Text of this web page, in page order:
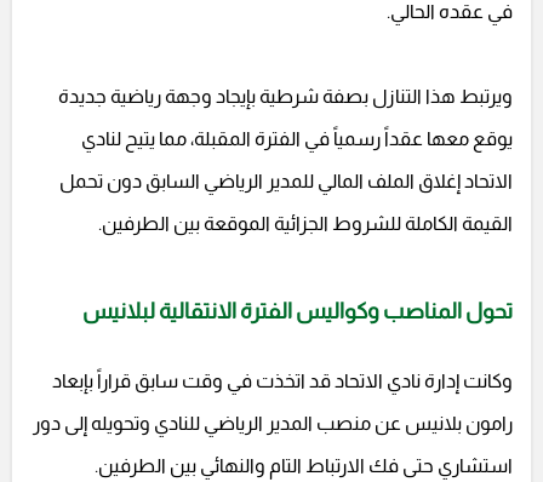
في عقده الحالي.
ويرتبط هذا التنازل بصفة شرطية بإيجاد وجهة رياضية جديدة
يوقع معها عقداً رسمياً في الفترة المقبلة، مما يتيح لنادي
الاتحاد إغلاق الملف المالي للمدير الرياضي السابق دون تحمل
القيمة الكاملة للشروط الجزائية الموقعة بين الطرفين.
تحول المناصب وكواليس الفترة الانتقالية لبلانيس
وكانت إدارة نادي الاتحاد قد اتخذت في وقت سابق قراراً بإبعاد
رامون بلانيس عن منصب المدير الرياضي للنادي وتحويله إلى دور
استشاري حتى فك الارتباط التام والنهائي بين الطرفين.